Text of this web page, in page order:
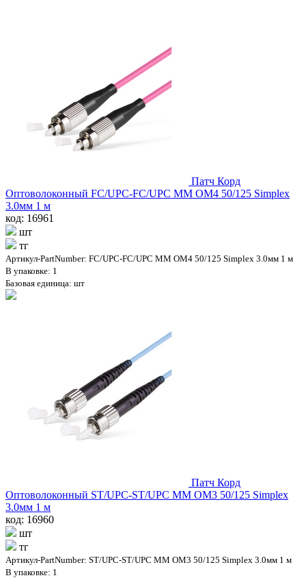
Патч Корд
Оптоволоконный FC/UPC-FC/UPC MM OM4 50/125 Simplex
3.0мм 1 м
код: 16961
шт
тг
Артикул-PartNumber: FC/UPC-FC/UPC MM OM4 50/125 Simplex 3.0мм 1 м
В упаковке: 1
Базовая единица: шт
Патч Корд
Оптоволоконный ST/UPC-ST/UPC MM OM3 50/125 Simplex
3.0мм 1 м
код: 16960
шт
тг
Артикул-PartNumber: ST/UPC-ST/UPC MM OM3 50/125 Simplex 3.0мм 1 м
В упаковке: 1